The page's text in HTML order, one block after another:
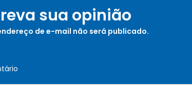
sua opinião
de e-mail não será publicado.